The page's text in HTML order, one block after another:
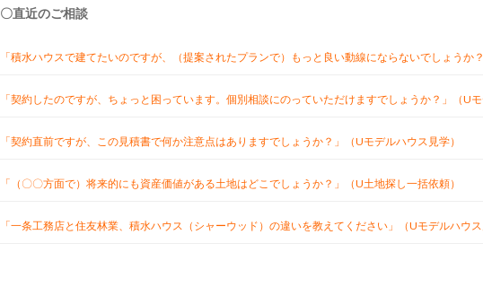
〇直近のご相談
「積水ハウスで建てたいのですが、（提案されたプランで）もっと良い動線にならないでしょうか
「契約したのですが、ちょっと困っています。個別相談にのっていただけますでしょうか？」（Uモ
「契約直前ですが、この見積書で何か注意点はありますでしょうか？」（Uモデルハウス見学）
「（〇〇方面で）将来的にも資産価値がある土地はどこでしょうか？」（U土地探し一括依頼）
「一条工務店と住友林業、積水ハウス（シャーウッド）の違いを教えてください」（Uモデルハウス